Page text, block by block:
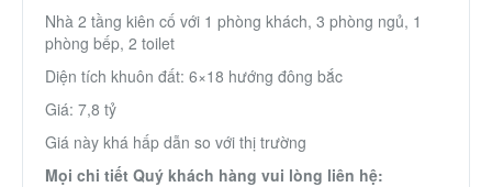
Nhà đất cho thuê
Thành Phố Cà Phê
Ecocity Premia
Nhà 2 tầng kiên cố với 1 phòng khách, 3 phòng ngủ, 1
phòng bếp, 2 toilet
Diện tích khuôn đất: 6×18 hướng đông bắc
Giá: 7,8 tỷ
Giá này khá hấp dẫn so với thị trường
Mọi chi tiết Quý khách hàng vui lòng liên hệ: